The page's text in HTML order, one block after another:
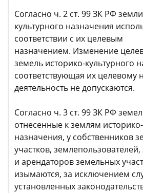
Согласно ч. 2 ст. 99 ЗК РФ
культурного назначения
соответствии с их целевым
назначением. Изменение
земель историко-культурного
соответствующая их целевому
деятельность не допускаются.
Согласно ч. 3 ст. 99 ЗК РФ
отнесенные к землям
назначения, у собственников
участков,
и арендаторов земельных
изымаются, за исключением
установленных